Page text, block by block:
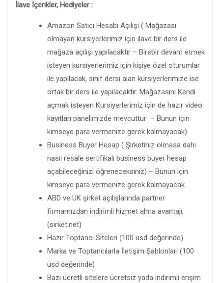
İlave İçerikler, Hediyeler :
Amazon Satıcı Hesabı Açılışı ( Mağazası
olmayan kursiyerlerimiz için ilave bir ders ile
mağaza açılışı yapılacaktır – Birebir devam etmek
isteyen kursiyerlerimiz için kişiye özel oturumlar
ile yapılacak, sınıf dersi alan kursiyerlerimize ise
ortak bir ders ile yapılacaktır. Mağazasını Kendi
açmak isteyen Kursiyerlerimiz için de hazır video
kayıtları panelimizde mevcuttur – Bunun için
kimseye para vermenize gerek kalmayacak)
Business Buyer Hesap ( Şirketiniz olmasa dahi
nasıl resale sertifikalı business buyer hesap
açabileceğinizi öğreneceksiniz) – Bunun için
kimseye para vermenize gerek kalmayacak
ABD ve UK şirket açılışlarında partner
firmamızdan indirimli hizmet alma avantajı,
(sirket.net)
Hazır Toptancı Siteleri (100 usd değerinde)
Marka ve Toptancılarla İletişim Şablonları (100
usd değerinde)
Bazı ücretli sitelere ücretsiz yada indirimli erişim